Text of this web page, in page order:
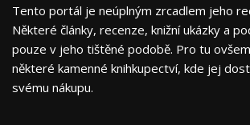
Tento portál je neúplným zrcadlem jeho
Některé články, recenze, knižní ukázky a
pouze v jeho tištěné podobě. Pro tu
některé kamenné knihkupectví, kde jej
svému nákupu.